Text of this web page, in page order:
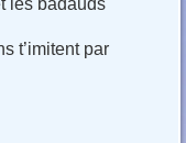
t’imitent par